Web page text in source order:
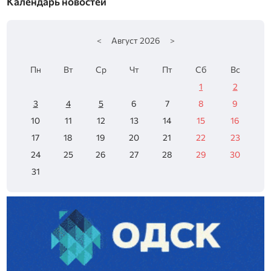
< Август 2026 >
Пн Вт Ср Чт Пт Сб
Вс
1
2
3
4 5 6 7 8
9
10
11 12 13 14 15
16
17
18 19 20 21 22
23
24
25 26 27 28 29
30
31